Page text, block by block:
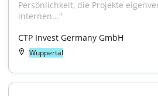
Persönlichkeit, die Projekte
internen..."
CTP Invest Germany GmbH
Wuppertal